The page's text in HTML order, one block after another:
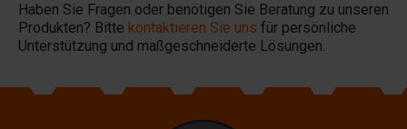
Haben Sie Fragen oder benötigen Sie Beratung zu unseren
Produkten? Bitte kontaktieren Sie uns für persönliche
Unterstützung und maßgeschneiderte Lösungen.